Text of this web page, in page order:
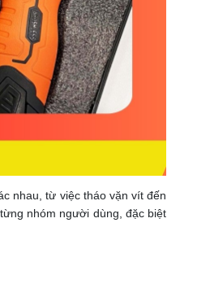
nhau, từ việc tháo vặn vít đến
nhóm người dùng, đặc biệt